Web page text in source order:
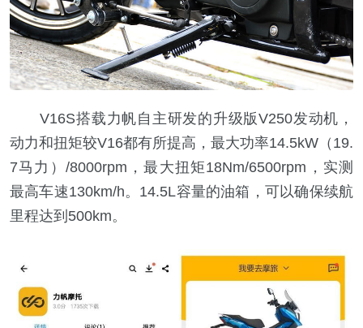
V16S搭载力帆自主研发的升级版V250发动机，
动力和扭矩较V16都有所提高，最大功率14.5kW（19.
7马力）/8000rpm，最大扭矩18Nm/6500rpm，实测
最高车速130km/h。14.5L容量的油箱，可以确保续航
里程达到500km。